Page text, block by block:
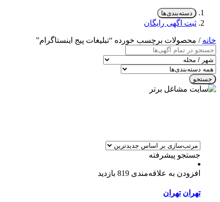
دسته‌بندی‌ها
ثبت اگهی رایگان
خانه / محصولات برچسب خورده “تبلیغات پیج اینستاگرام”
جستجو
جستجو پیشرفته
افزودن به علاقه‌مندی 819 بازدید
تهران تهران